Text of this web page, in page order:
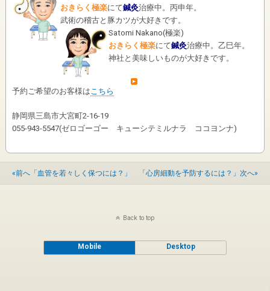
おきらく極楽にて鍼灸治療中。丙申年。
武術の稽古と豚カツが大好きです。
Satomi Nakano(極楽)
おきらく極楽にて鍼灸治療中。乙巳年。
神社と美味しいものが大好きです。
予約ご希望のお客様は こちら
静岡県三島市大宮町2-16-19
055-943-5547(ゼロゴーゴー キューシテミルナラ ココヨンナ)
«前へ「血管を若々しく保つには？」 「心房細動を予防するには？」次へ»
Back to top
Mobile Desktop